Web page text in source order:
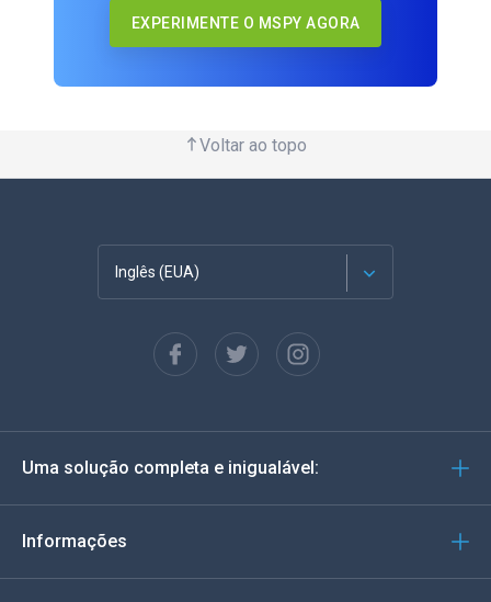
EXPERIMENTE O MSPY AGORA
Voltar ao topo
Inglês (EUA)
Espanhol
Alemão
Italiano
Uma solução completa e inigualável:
Informações